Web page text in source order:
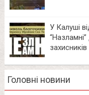
У Калуші
захисників
Головні новини